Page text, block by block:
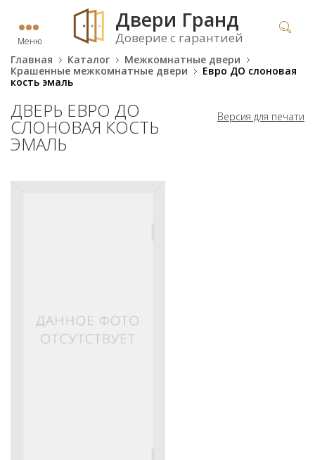
Меню
Двери Гранд
Доверие с гарантией
Главная Каталог
Межкомнатные двери
Крашенные межкомнатные двери
Евро ДО слоновая
кость эмаль
Версия для печати
ДВЕРЬ ЕВРО ДО
СЛОНОВАЯ КОСТЬ
ЭМАЛЬ